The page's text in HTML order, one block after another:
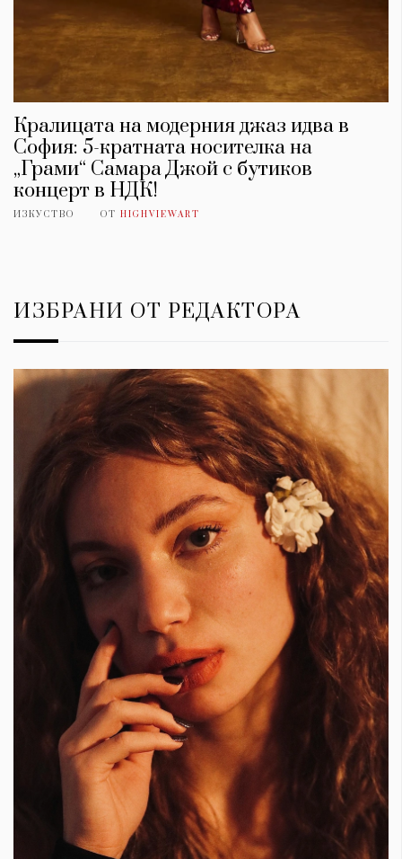
Кралицата на модерния джаз идва в
София: 5-кратната носителка на
„Грами“ Самара Джой с бутиков
концерт в НДК!
ИЗКУСТВО ОТ HIGHVIEWART
ИЗБРАНИ ОТ РЕДАКТОРА
Подкасти
Мода
Dialogue
Изкуство
Красота
Цветно
Wellness
ползване
За нас
Реклама
Политика за
поверителност
ModerenDom
СЛЕДВАЙТЕ НИ
Instagram
Pinterest
Spotify Soundcloud
Ако нашият сайт ви харесва, можете да се абонирате за
седмичния ни нюзлетър тук:
© 2026, HighViewArt | Всички права запазени